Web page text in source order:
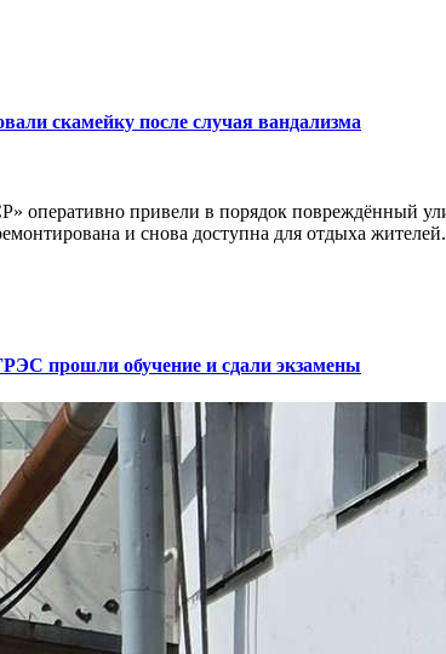
скамейку после случая вандализма
привели в порядок повреждённый
и снова доступна для отдыха жителей.
прошли обучение и сдали экзамены